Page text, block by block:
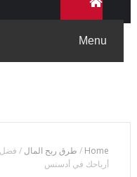
Home
/ طرق ربح المال / فضل
أرباحك في أدسنس